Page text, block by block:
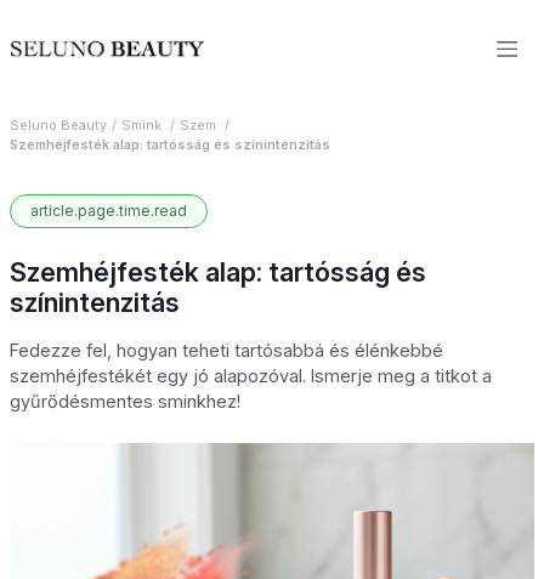
Seluno Beauty Smink
Szem
Szemhéjfesték alap: tartósság és színintenzitás
article.page.time.read
Szemhéjfesték alap: tartósság és
színintenzitás
Fedezze fel, hogyan teheti tartósabbá és élénkebbé
szemhéjfestékét egy jó alapozóval. Ismerje meg a titkot a
gyűrődésmentes sminkhez!